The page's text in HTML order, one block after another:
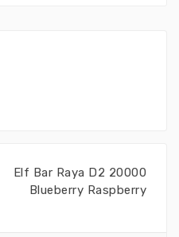
Elf Bar Raya D2 20000
Blueberry Raspberry